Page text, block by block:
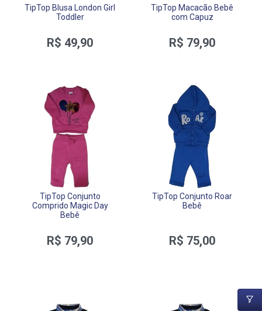
TipTop Blusa London Girl
Toddler
R$ 49,90
TipTop Macacão Bebê
com Capuz
R$ 79,90
TipTop Conjunto
Comprido Magic Day
Bebê
R$ 79,90
TipTop Conjunto Roar
Bebê
R$ 75,00